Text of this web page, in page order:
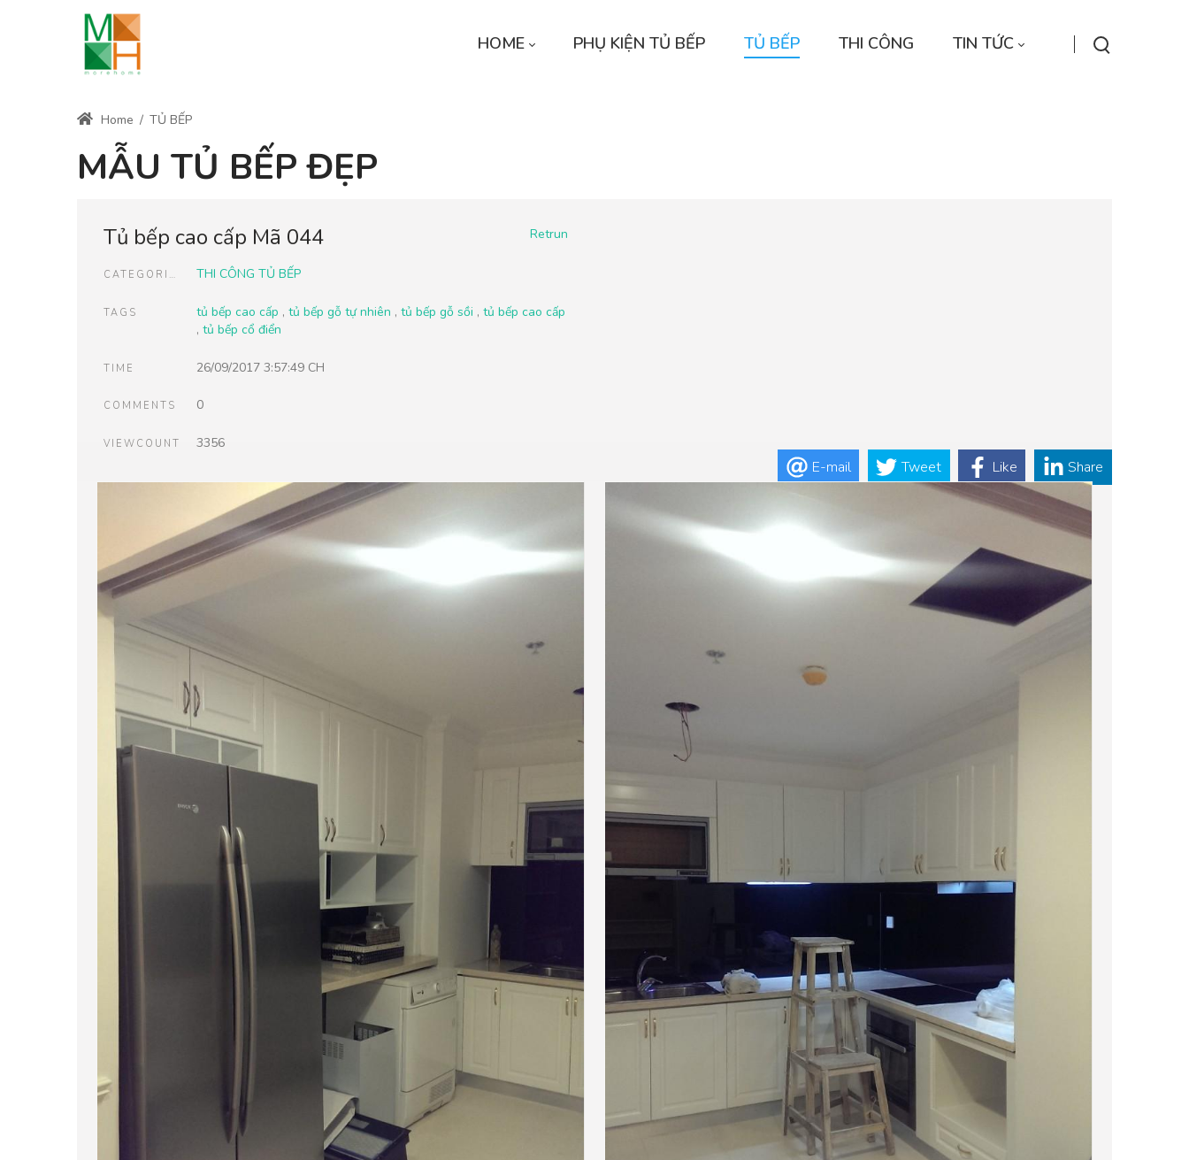
HOME PHỤ KIỆN TỦ BẾP TỦ BẾP THI CÔNG TIN TỨC
Home / TỦ BẾP
MẪU TỦ BẾP ĐẸP
E-mail Tweet Like Share
Retrun
Tủ bếp cao cấp Mã 044
CATEGORIES THI CÔNG TỦ BẾP
TAGS tủ bếp cao cấp , tủ bếp gỗ tự nhiên , tủ bếp gỗ sồi , tủ bếp cao cấp
, tủ bếp cổ điển
TIME 26/09/2017 3:57:49 CH
COMMENTS 0
VIEWCOUNT 3356